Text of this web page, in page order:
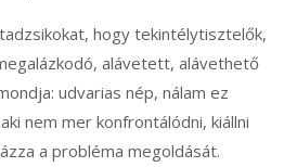
hogy tekintélytisztelők,
alávetett, alávethető
udvarias nép, nálam ez
nem mer konfrontálódni, kiállni
a probléma megoldását.